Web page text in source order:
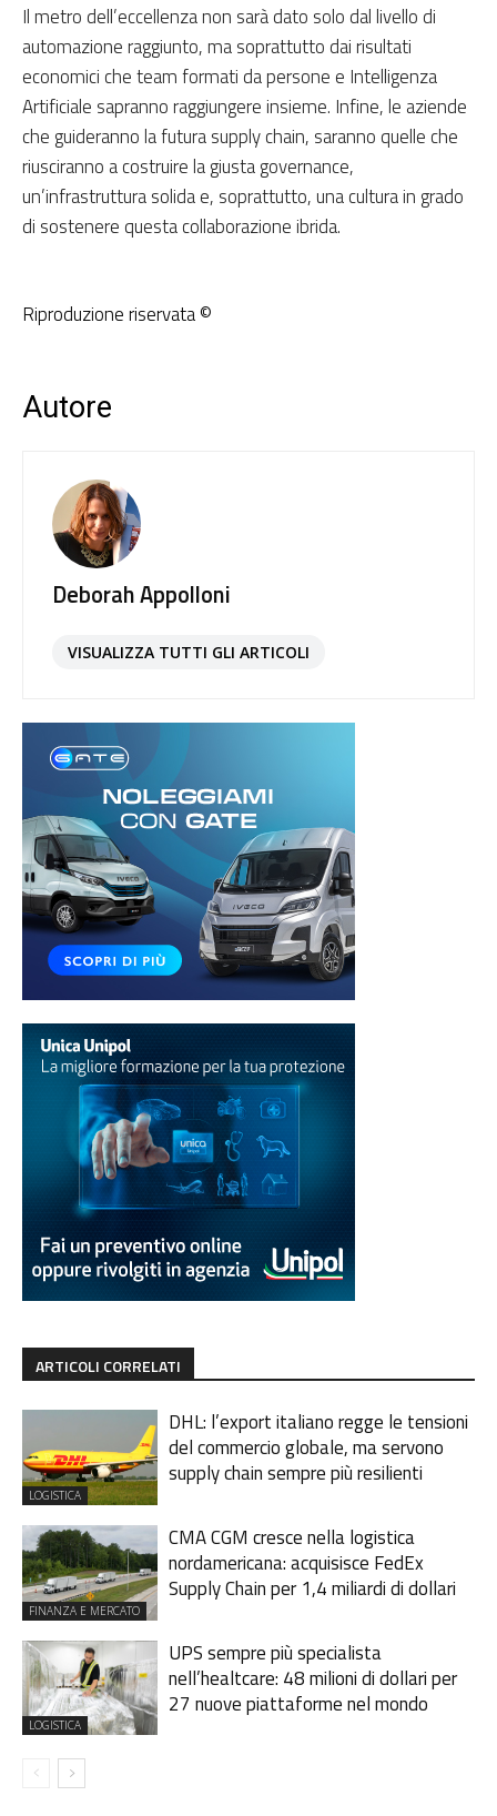
Il metro dell’eccellenza non sarà dato solo dal livello di
automazione raggiunto, ma soprattutto dai risultati
economici che team formati da persone e Intelligenza
Artificiale sapranno raggiungere insieme. Infine, le aziende
che guideranno la futura supply chain, saranno quelle che
riusciranno a costruire la giusta governance,
un’infrastruttura solida e, soprattutto, una cultura in grado
di sostenere questa collaborazione ibrida.
Riproduzione riservata ©
Autore
Deborah Appolloni
VISUALIZZA TUTTI GLI ARTICOLI
ARTICOLI CORRELATI
LOGISTICA
DHL: l’export italiano regge le tensioni
del commercio globale, ma servono
supply chain sempre più resilienti
FINANZA E MERCATO
CMA CGM cresce nella logistica
nordamericana: acquisisce FedEx
Supply Chain per 1,4 miliardi di dollari
LOGISTICA
UPS sempre più specialista
nell’healtcare: 48 milioni di dollari per
27 nuove piattaforme nel mondo